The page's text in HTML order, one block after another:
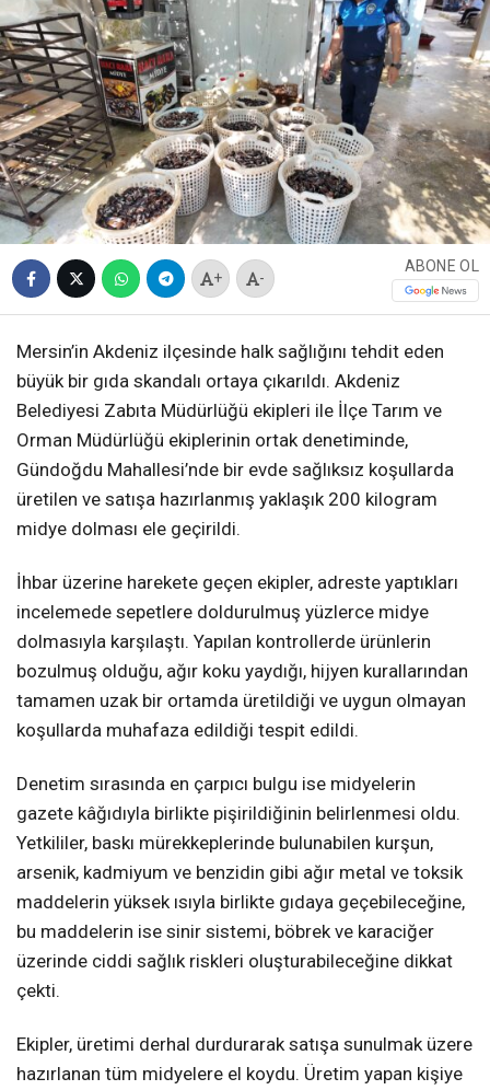
+ -
ABONE OL
Mersin’in Akdeniz ilçesinde halk sağlığını tehdit eden
büyük bir gıda skandalı ortaya çıkarıldı. Akdeniz
Belediyesi Zabıta Müdürlüğü ekipleri ile İlçe Tarım ve
Orman Müdürlüğü ekiplerinin ortak denetiminde,
Gündoğdu Mahallesi’nde bir evde sağlıksız koşullarda
üretilen ve satışa hazırlanmış yaklaşık 200 kilogram
midye dolması ele geçirildi.
İhbar üzerine harekete geçen ekipler, adreste yaptıkları
incelemede sepetlere doldurulmuş yüzlerce midye
dolmasıyla karşılaştı. Yapılan kontrollerde ürünlerin
bozulmuş olduğu, ağır koku yaydığı, hijyen kurallarından
tamamen uzak bir ortamda üretildiği ve uygun olmayan
koşullarda muhafaza edildiği tespit edildi.
Denetim sırasında en çarpıcı bulgu ise midyelerin
gazete kâğıdıyla birlikte pişirildiğinin belirlenmesi oldu.
Yetkililer, baskı mürekkeplerinde bulunabilen kurşun,
arsenik, kadmiyum ve benzidin gibi ağır metal ve toksik
maddelerin yüksek ısıyla birlikte gıdaya geçebileceğine,
bu maddelerin ise sinir sistemi, böbrek ve karaciğer
üzerinde ciddi sağlık riskleri oluşturabileceğine dikkat
çekti.
Ekipler, üretimi derhal durdurarak satışa sunulmak üzere
hazırlanan tüm midyelere el koydu. Üretim yapan kişiye